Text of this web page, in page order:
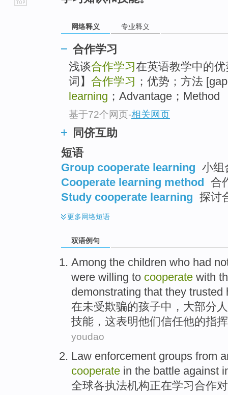
网络释义 专业释义
合作学习
浅谈合作学习 在英语教学中的
词】 合作学习 ；优势；方法
learning ；Advantage；Method
基于72个网页-相关网页
同侪互助
短语
Group cooperate learning 小组
Cooperate learning method 合
Study cooperate learning 探讨
更多网络短语
双语例句
Among the children who had
were willing to cooperate with
demonstrating that they trusted
在未受欺骗的孩子中， 大部分 人
技能 ，这表明他们信任他的指
youdao
Law enforcement groups from
cooperate in the battle against
全球各执法机构正在学习 合作